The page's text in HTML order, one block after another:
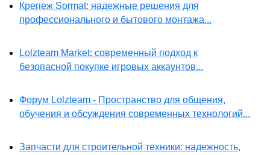
Крепеж Sormat: надежные решения для
профессионального и бытового монтажа...
Lolzteam Market: современный подход к
безопасной покупке игровых аккаунтов...
Форум Lolzteam - Пространство для общения,
обучения и обсуждения современных технологий...
Запчасти для строительной техники: надежность,